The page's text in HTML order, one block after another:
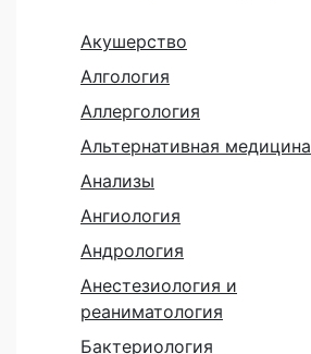
Акушерство
Алгология
Аллергология
Альтернативная медицина
Анализы
Ангиология
Андрология
Анестезиология и
реаниматология
Бактериология